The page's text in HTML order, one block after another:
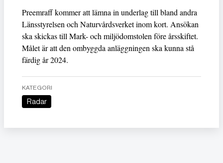
Preemraff kommer att lämna in underlag till bland andra
Länsstyrelsen och Naturvårdsverket inom kort. Ansökan
ska skickas till Mark- och miljödomstolen före årsskiftet.
Målet är att den ombyggda anläggningen ska kunna stå
färdig år 2024.
KATEGORI
Radar